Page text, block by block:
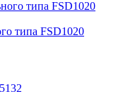
типа FSD1020